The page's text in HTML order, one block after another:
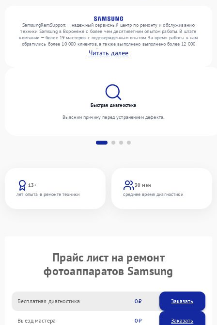
SamsungRemSupport — надежный сервисный центр по ремонту и обслуживанию
техники Samsung в Воронеже с более чем десятилетним опытом работы. В штате
компании — более 19 мастеров с подтвержденным опытом. За время работы к нам
обратились более 10 000 клиентов, а также выполнено выполнено более 12 000
ремонтов. Ежемесячно в сервисный центр поступает свыше 300 единиц техники,
включая , , . Мы работаем с широким спектром неисправностей и поддерживаем
Читать далее
13+
лет опыта в ремонте техники
30 мин
среднее время диагностики
Быстрая диагностика
Выясним причину перед устранением дефекта.
Прайс лист на ремонт
фотоаппаратов Samsung
Бесплатная диагностика 0 Заказать
Выезд мастера 0 Заказать